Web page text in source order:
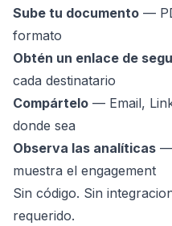
Sube tu documento —
formato
Obtén un enlace de
cada destinatario
Compártelo — Email,
donde sea
Observa las analíticas —
muestra el engagement
Sin código. Sin
requerido.